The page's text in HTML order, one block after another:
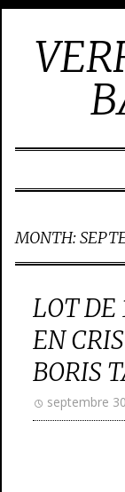
MONTH:
LOT DE
EN
BORIS
septembre